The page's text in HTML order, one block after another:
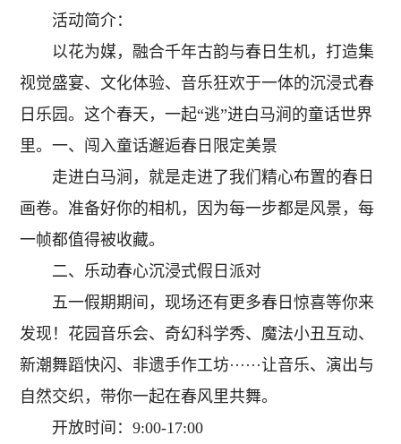
活动简介：
以花为媒，融合千年古韵与春日生机，打造集
视觉盛宴、文化体验、音乐狂欢于一体的沉浸式春
日乐园。这个春天，一起“逃”进白马涧的童话世界
里。一、闯入童话邂逅春日限定美景
走进白马涧，就是走进了我们精心布置的春日
画卷。准备好你的相机，因为每一步都是风景，每
一帧都值得被收藏。
二、乐动春心沉浸式假日派对
五一假期期间，现场还有更多春日惊喜等你来
发现！花园音乐会、奇幻科学秀、魔法小丑互动、
新潮舞蹈快闪、非遗手作工坊······让音乐、演出与
自然交织，带你一起在春风里共舞。
开放时间：9:00-17:00